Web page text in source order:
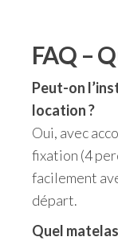
FAQ –
Peut-on
location ?
Oui, avec
fixation (4
facilement
départ.
Quel